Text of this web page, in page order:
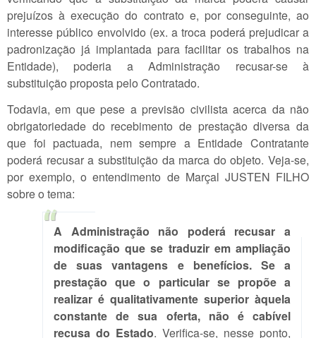
prejuízos à execução do contrato e, por conseguinte, ao
interesse público envolvido (ex. a troca poderá prejudicar a
padronização já implantada para facilitar os trabalhos na
Entidade), poderia a Administração recusar-se à
substituição proposta pelo Contratado.
Todavia, em que pese a previsão civilista acerca da não
obrigatoriedade do recebimento de prestação diversa da
que foi pactuada, nem sempre a Entidade Contratante
poderá recusar a substituição da marca do objeto. Veja-se,
por exemplo, o entendimento de Marçal JUSTEN FILHO
sobre o tema:
A Administração não poderá recusar a
modificação que se traduzir em ampliação
de suas vantagens e benefícios. Se a
prestação que o particular se propõe a
realizar é qualitativamente superior àquela
constante de sua oferta, não é cabível
recusa do Estado. Verifica-se, nesse ponto,